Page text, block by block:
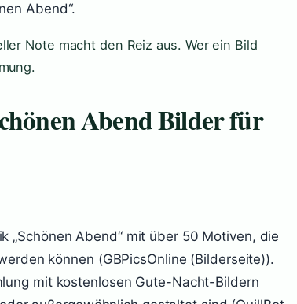
Abend“.
Note macht den Reiz aus. Wer ein Bild
Abend Bilder für
„Schönen Abend“ mit über 50 Motiven, die
können (GBPicsOnline (Bilderseite)).
mit kostenlosen Gute-Nacht-Bildern